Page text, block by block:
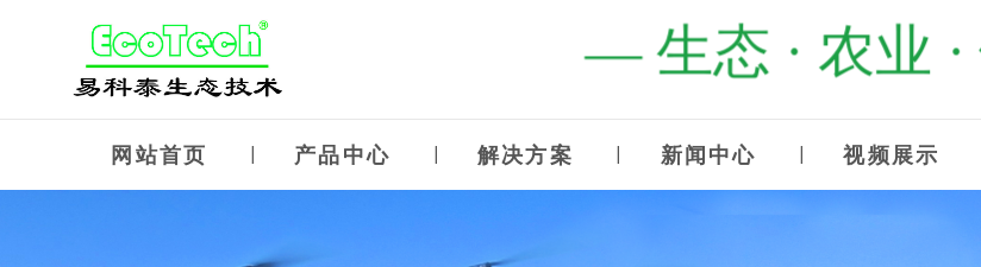
— 生态 · 农业 ·
网站首页 产品中心 解决方案 新闻中心 视频展示